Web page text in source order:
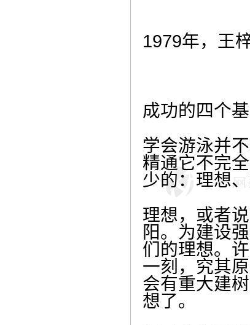
1979年，王
成功的四个
学会游泳并
精通它不完
少的：理想
理想，或者
阳。为建设
们的理想。
一刻，究其
会有重大建
想了。